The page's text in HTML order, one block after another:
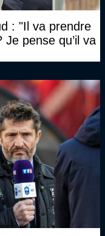
: "Il va prendre
pense qu’il va